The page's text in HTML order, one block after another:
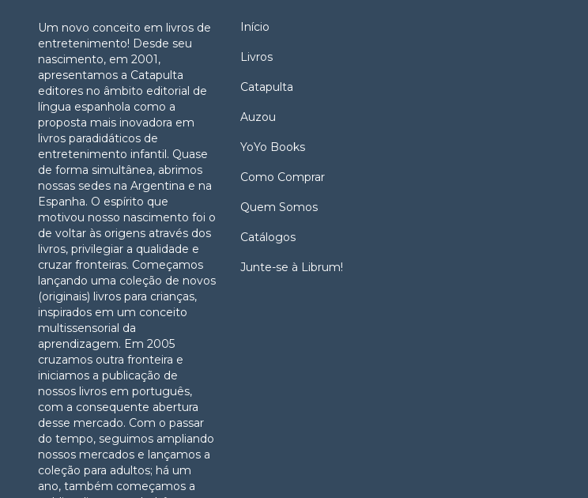
Um novo conceito em livros de
entretenimento! Desde seu
nascimento, em 2001,
apresentamos a Catapulta
editores no âmbito editorial de
língua espanhola como a
proposta mais inovadora em
livros paradidáticos de
entretenimento infantil. Quase
de forma simultânea, abrimos
nossas sedes na Argentina e na
Espanha. O espírito que
motivou nosso nascimento foi o
de voltar às origens através dos
livros, privilegiar a qualidade e
cruzar fronteiras. Começamos
lançando uma coleção de novos
(originais) livros para crianças,
inspirados em um conceito
multissensorial da
aprendizagem. Em 2005
cruzamos outra fronteira e
iniciamos a publicação de
nossos livros em português,
com a consequente abertura
desse mercado. Com o passar
do tempo, seguimos ampliando
nossos mercados e lançamos a
coleção para adultos; há um
ano, também começamos a
Início
Livros
Catapulta
Auzou
YoYo Books
Como Comprar
Quem Somos
Catálogos
Junte-se à Librum!